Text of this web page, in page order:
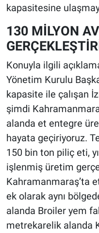
kapasitesine
130 MİLYON
Konuyla ilgili
Yönetim Kurulu
kapasite ile çalışan
şimdi
alanda et entegre
hayata geçiriyoruz.
150 bin ton piliç eti,
işlenmiş üretim
Kahramanmaraş’ta
ek olarak aynı
alanda Broiler yem
metrekarelik alanda